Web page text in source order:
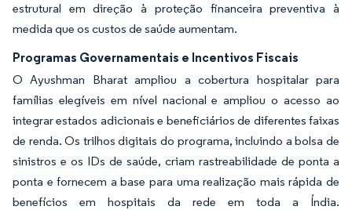
estrutural em direção à proteção financeira preventiva à
medida que os custos de saúde aumentam.
Programas Governamentais e Incentivos Fiscais
O Ayushman Bharat ampliou a cobertura hospitalar para
famílias elegíveis em nível nacional e ampliou o acesso ao
integrar estados adicionais e beneficiários de diferentes faixas
de renda. Os trilhos digitais do programa, incluindo a bolsa de
sinistros e os IDs de saúde, criam rastreabilidade de ponta a
ponta e fornecem a base para uma realização mais rápida de
benefícios em hospitais da rede em toda a Índia.